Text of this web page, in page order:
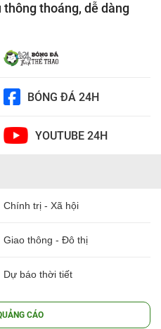
thông thoáng, dễ dàng
BÓNG ĐÁ 24H
YOUTUBE 24H
Chính trị - Xã hội
Giao thông - Đô thị
Dự báo thời tiết
CÁO